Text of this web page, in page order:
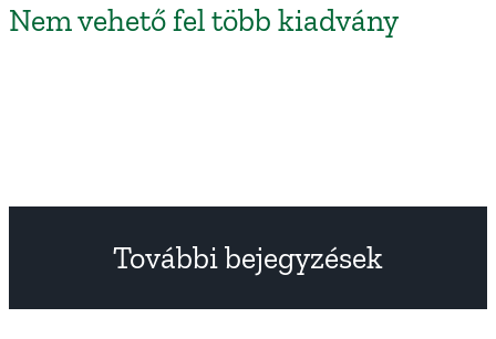
Nem vehető fel több kiadvány
További bejegyzések